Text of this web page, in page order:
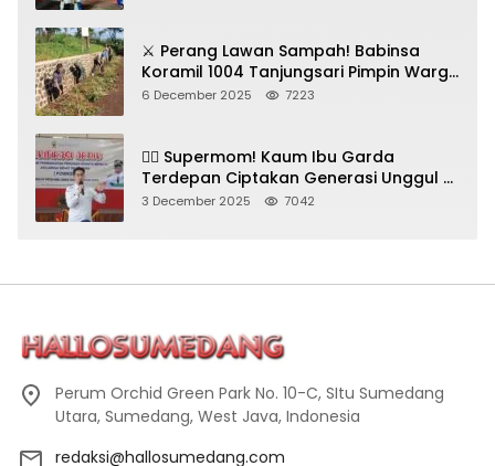
⚔️ Perang Lawan Sampah! Babinsa
Koramil 1004 Tanjungsari Pimpin Warga
Bersihkan Gorong-Gorong & Plastik
6 December 2025 7223
🦸‍♀️ Supermom! Kaum Ibu Garda
Terdepan Ciptakan Generasi Unggul di
Sumedang
3 December 2025 7042
Perum Orchid Green Park No. 10-C, SItu Sumedang
Utara, Sumedang, West Java, Indonesia
redaksi@hallosumedang.com